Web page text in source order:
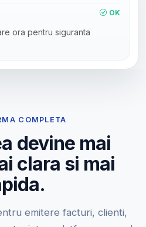
OK
ora pentru siguranta
COMPLETA
devine mai
clara si mai
emitere facturi, clienti,